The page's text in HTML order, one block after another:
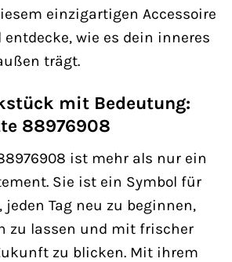
einzigartigen Accessoire
wie es dein inneres
trägt.
mit Bedeutung:
88976908
ist mehr als nur ein
Sie ist ein Symbol für
Tag neu zu beginnen,
zu lassen und mit frischer
zu blicken. Mit ihrem